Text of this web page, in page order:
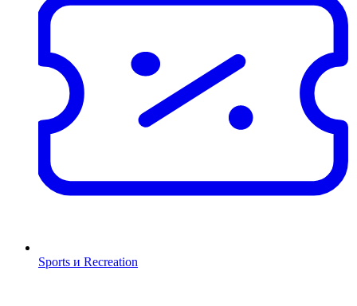
Sports и Recreation